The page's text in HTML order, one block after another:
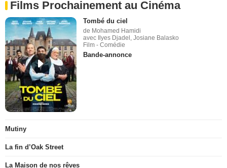
Films Prochainement au Cinéma
Tombé du ciel
de Mohamed Hamidi
avec Ilyes Djadel, Josiane Balasko
Film - Comédie
Bande-annonce
Mutiny
La fin d’Oak Street
La Maison de nos rêves